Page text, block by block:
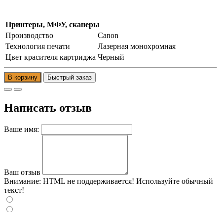
Принтеры, МФУ, сканеры
Производство
Canon
Технология печати
Лазерная монохромная
Цвет красителя картриджа Черный
В корзину
Написать отзыв
Ваше имя:
Ваш отзыв
Внимание: HTML не поддерживается! Используйте обычный
текст!